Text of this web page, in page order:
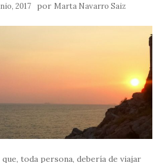
2017 por Marta Navarro Saiz
toda persona, debería de viajar